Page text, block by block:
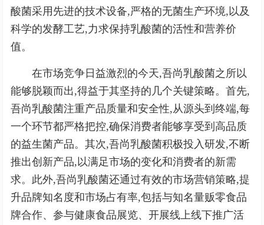
酸菌采用先进的技术设备,严格的无菌生产环境,以及
科学的发酵工艺,力求保持乳酸菌的活性和营养价
值。
在市场竞争日益激烈的今天,吾尚乳酸菌之所以
能够脱颖而出,得益于其坚持的几个关键策略。首先,
吾尚乳酸菌注重产品质量和安全性,从源头到终端,每
一个环节都严格把控,确保消费者能够享受到高品质
的益生菌产品。其次,吾尚乳酸菌积极投入研发,不断
推出创新产品,以满足市场的变化和消费者的新需
求。此外,吾尚乳酸菌还通过有效的市场营销策略,提
升品牌知名度和市场占有率,包括与知名量贩零食品
牌合作、参与健康食品展览、开展线上线下推广活